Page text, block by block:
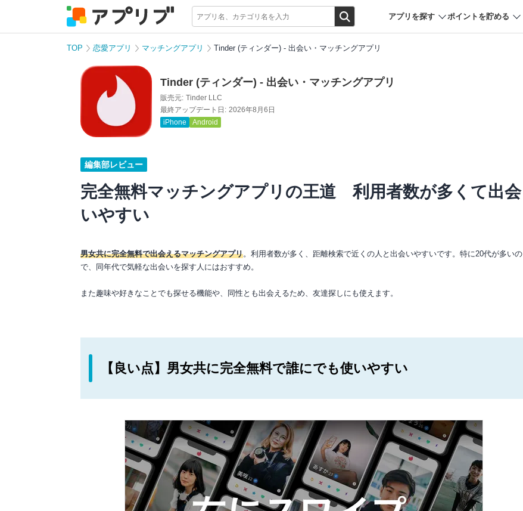
アプリを探す ポイントを貯める
TOP 恋愛アプリ マッチングアプリ Tinder (ティンダー) - 出会い・マッチングアプリ
Tinder (ティンダー) - 出会い・マッチングアプリ
販売元: Tinder LLC
最終アップデート日: 2026年8月6日
iPhone
Android
編集部レビュー
完全無料マッチングアプリの王道 利用者数が多くて出会
いやすい
男女共に完全無料で出会えるマッチングアプリ。利用者数が多く、距離検索で近くの人と出会いやすいです。特に20代が多いの
で、同年代で気軽な出会いを探す人にはおすすめ。
また趣味や好きなことでも探せる機能や、同性とも出会えるため、友達探しにも使えます。
【良い点】男女共に完全無料で誰にでも使いやすい